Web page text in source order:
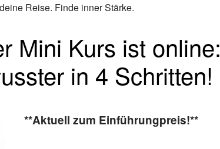
Reise. Finde inner Stärke.
Mini Kurs ist online:
in 4 Schritten!
**Aktuell zum Einführungpreis!**